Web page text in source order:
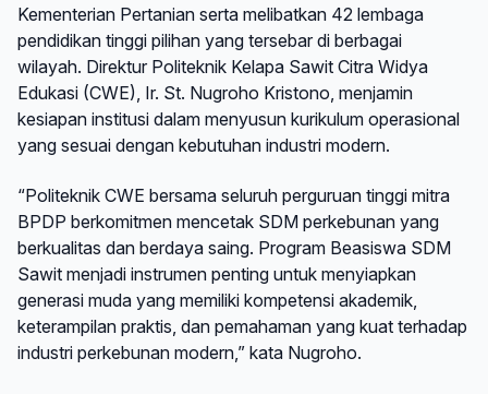
Kementerian Pertanian serta melibatkan 42 lembaga
pendidikan tinggi pilihan yang tersebar di berbagai
wilayah. Direktur Politeknik Kelapa Sawit Citra Widya
Edukasi (CWE), Ir. St. Nugroho Kristono, menjamin
kesiapan institusi dalam menyusun kurikulum operasional
yang sesuai dengan kebutuhan industri modern.
“Politeknik CWE bersama seluruh perguruan tinggi mitra
BPDP berkomitmen mencetak SDM perkebunan yang
berkualitas dan berdaya saing. Program Beasiswa SDM
Sawit menjadi instrumen penting untuk menyiapkan
generasi muda yang memiliki kompetensi akademik,
keterampilan praktis, dan pemahaman yang kuat terhadap
industri perkebunan modern,” kata Nugroho.